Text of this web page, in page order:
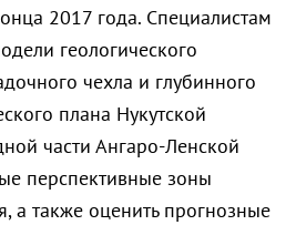
2017 года. Специалистам
геологического
чехла и глубинного
плана Нукутской
части Ангаро-Ленской
перспективные зоны
а также оценить прогнозные